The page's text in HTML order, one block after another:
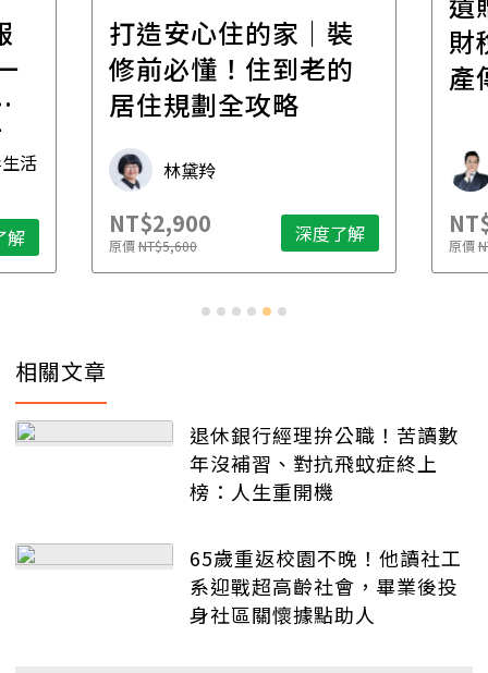
活
解
打造安心住的家｜裝
修前必懂！住到老的
居住規劃全攻略
林黛羚
NT$2,900
原價NT$5,600 深度了解
財
產
原價
相關文章
退休銀行經理拚公職！苦讀數
年沒補習、對抗飛蚊症終上
榜：人生重開機
65歲重返校園不晚！他讀社工
系迎戰超高齡社會，畢業後投
身社區關懷據點助人